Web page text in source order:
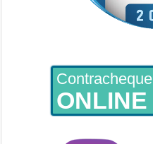
Contracheque
ONLINE